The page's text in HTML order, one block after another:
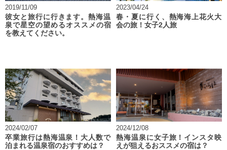
2019/11/09
彼女と旅行に行きます。熱海温
泉で星空の望めるオススメの宿
を教えてください。
2023/04/24
春・夏に行く、熱海海上花火大
会の旅！女子2人旅
2024/02/07
卒業旅行は熱海温泉！大人数で
泊まれる温泉宿のおすすめは？
2024/12/08
熱海温泉に女子旅！インスタ映
えが狙えるおススメの宿は？